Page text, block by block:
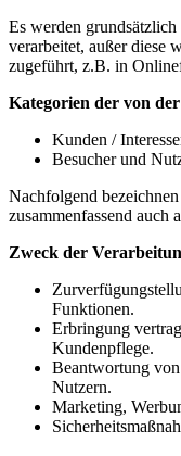
Es werden
verarbeitet, außer diese
zugeführt, z.B. in
Kategorien der von
Kunden /
Besucher und
Nachfolgend
zusammenfassend auch
Zweck der
Funktionen.
Erbringung
Kundenpflege.
Beantwortung
Nutzern.
Marketing,